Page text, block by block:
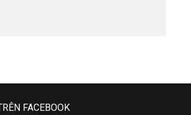
FACEBOOK